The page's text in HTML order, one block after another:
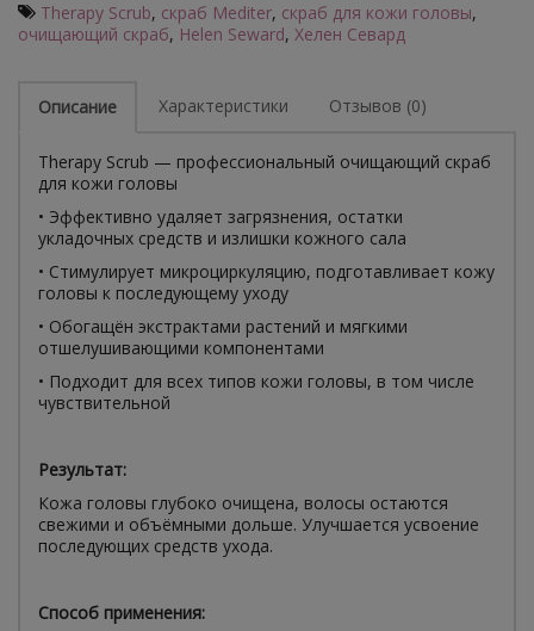
Therapy Scrub, скраб Mediter, скраб для кожи головы,
очищающий скраб, Helen Seward, Хелен Севард
Описание Характеристики Отзывов (0)
Therapy Scrub — профессиональный очищающий скраб
для кожи головы
• Эффективно удаляет загрязнения, остатки
укладочных средств и излишки кожного сала
• Стимулирует микроциркуляцию, подготавливает кожу
головы к последующему уходу
• Обогащён экстрактами растений и мягкими
отшелушивающими компонентами
• Подходит для всех типов кожи головы, в том числе
чувствительной
Результат:
Кожа головы глубоко очищена, волосы остаются
свежими и объёмными дольше. Улучшается усвоение
последующих средств ухода.
Способ применения: